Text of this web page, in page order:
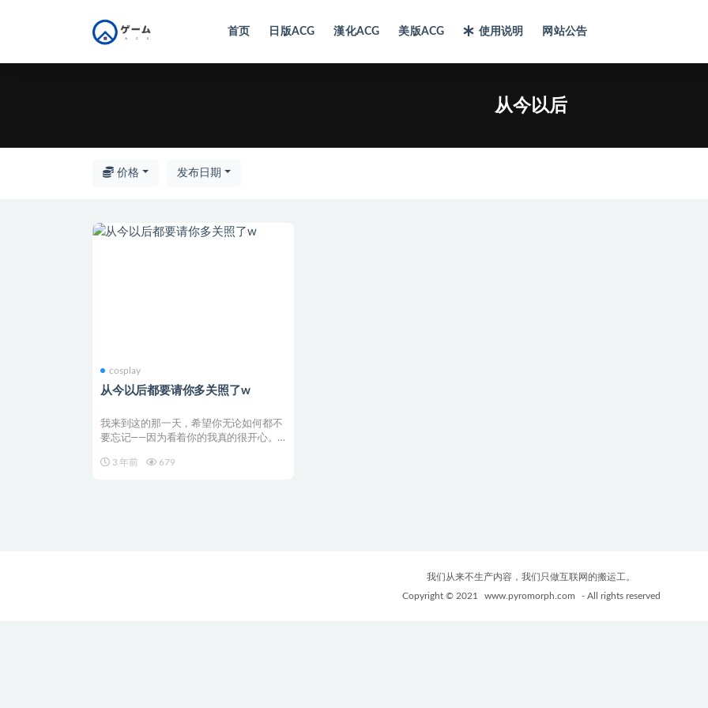
首页 日版ACG 漢化ACG 美版ACG 使用说明 网站公告
从今以后
价格 发布日期
cosplay
从今以后都要请你多关照了w
我来到这的那一天，希望你无论如何都不
要忘记——因为看着你的我真的很开心。
3 年前
679
我们从来不生产内容，我们只做互联网的搬运工。
Copyright © 2021
www.pyromorph.com - All rights reserved